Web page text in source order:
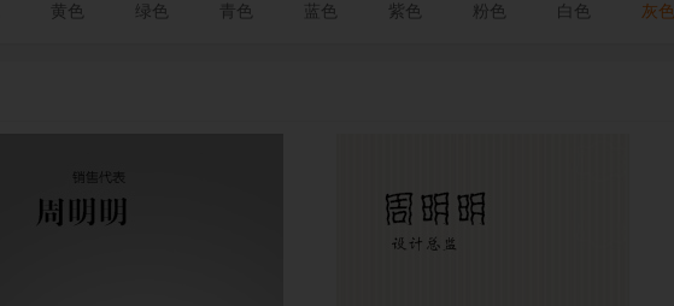
黄色 绿色 青色 蓝色 紫色 粉色 白色 灰色